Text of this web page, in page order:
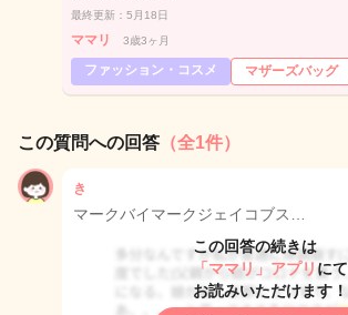
最終更新：5月18日
ママリ 3歳3ヶ月
ファッション・コスメ マザーズバッグ
この質問への回答 （全1件）
き
マークバイマークジェイコブス…
この回答の続きは
「ママリ」アプリ にて
お読みいただけます！